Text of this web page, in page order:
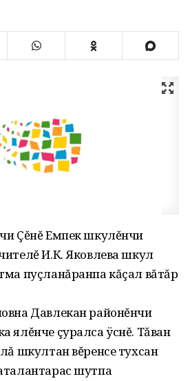
Çĕнĕ Емпек шкулĕнчи
И.К. Яковлева шкул
пуçланăранпа кăçал вăтăр
Давлекан районĕнчи
ялĕнче çуралса ÿснĕ. Тăван
шкултан вĕренсе тухсан
шутпа